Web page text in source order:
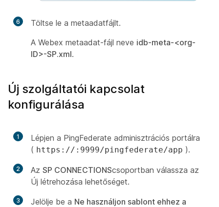
6
Töltse le a metaadatfájlt.
A Webex metaadat-fájl neve idb-meta-<org-
ID>-SP.xml.
Új szolgáltatói kapcsolat
konfigurálása
1
Lépjen a PingFederate adminisztrációs portálra
( https://:9999/pingfederate/app ).
2 Az SP CONNECTIONScsoportban válassza az
Új létrehozása lehetőséget.
3 Jelölje be a Ne használjon sablont ehhez a